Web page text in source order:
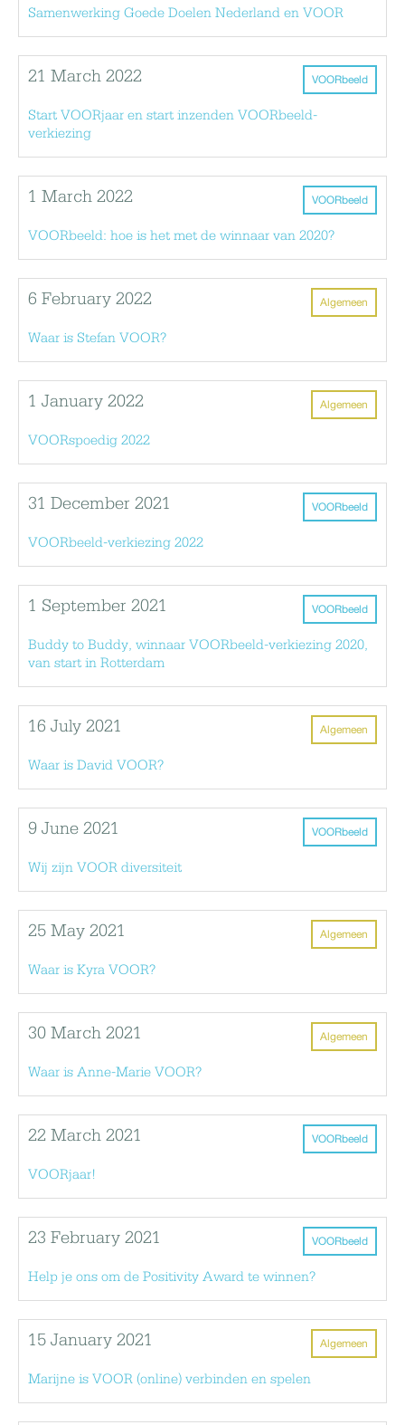
Samenwerking Goede Doelen Nederland en VOOR
VOORbeeld
21 March 2022
Start VOORjaar en start inzenden VOORbeeld-
verkiezing
VOORbeeld
1 March 2022
VOORbeeld: hoe is het met de winnaar van 2020?
Algemeen
6 February 2022
Waar is Stefan VOOR?
Algemeen
1 January 2022
VOORspoedig 2022
VOORbeeld
31 December 2021
VOORbeeld-verkiezing 2022
VOORbeeld
1 September 2021
Buddy to Buddy, winnaar VOORbeeld-verkiezing 2020,
van start in Rotterdam
Algemeen
16 July 2021
Waar is David VOOR?
VOORbeeld
9 June 2021
Wij zijn VOOR diversiteit
Algemeen
25 May 2021
Waar is Kyra VOOR?
Algemeen
30 March 2021
Waar is Anne-Marie VOOR?
VOORbeeld
22 March 2021
VOORjaar!
VOORbeeld
23 February 2021
Help je ons om de Positivity Award te winnen?
Algemeen
15 January 2021
Marijne is VOOR (online) verbinden en spelen